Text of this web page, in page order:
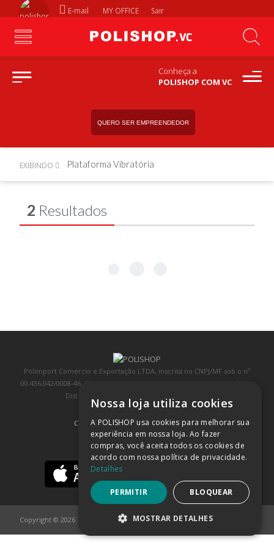
E-mail MY OFFICE Sair
Conheça a
POLISHOP COM VC
QUERO SER EMPREENDEDOR
EXIBINDO Plataforma Vibratória
2 Resultados
Polimport Comércio e Exportação LTDA, inscrita no CNPJ/MF sob o nº
00.436.042/0008-46, IE 407.458.707.103, com sede na Rua Kanebo, nº 175,
Distrito Industrial, Jundiaí/SP, CEP: 13213-090
COMPRA 100% SEGURA (SAIBA MAIS)
BAIXE NOSSO APP
Copyright © 2026
Nossa loja utiliza cookies
A POLISHOP usa cookies para melhorar sua
experiência em nossa loja. Ao fazer
compras, você aceita todos os cookies de
acordo com nossa política de privacidade.
Detalhes
PERMITIR BLOQUEAR
MOSTRAR DETALHES
ESTRITAMENTE NECESSÁRIOS